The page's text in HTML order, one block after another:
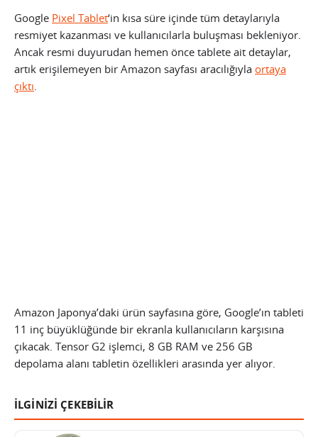
Google Pixel Tablet‘in kısa süre içinde tüm detaylarıyla
resmiyet kazanması ve kullanıcılarla buluşması bekleniyor.
Ancak resmi duyurudan hemen önce tablete ait detaylar,
artık erişilemeyen bir Amazon sayfası aracılığıyla ortaya
çıktı.
Amazon Japonya’daki ürün sayfasına göre, Google’ın tableti
11 inç büyüklüğünde bir ekranla kullanıcıların karşısına
çıkacak. Tensor G2 işlemci, 8 GB RAM ve 256 GB
depolama alanı tabletin özellikleri arasında yer alıyor.
İLGİNİZİ ÇEKEBİLİR